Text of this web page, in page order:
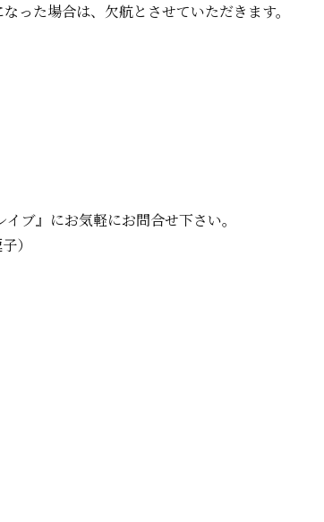
った場合は、 欠航とさせていただきます。
イブ』にお気軽にお問合せ下さい。
）